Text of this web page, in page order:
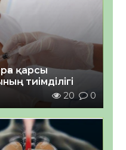
қарсы
тиімділігі
20 0